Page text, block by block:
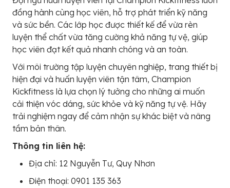
đồng hành cùng học viên, hỗ trợ phát triển kỹ năng
và sức bền. Các lớp học được thiết kế để vừa rèn
luyện thể chất vừa tăng cường khả năng tự vệ, giúp
học viên đạt kết quả nhanh chóng và an toàn.
Với môi trường tập luyện chuyên nghiệp, trang thiết bị
hiện đại và huấn luyện viên tận tâm, Champion
Kickfitness là lựa chọn lý tưởng cho những ai muốn
cải thiện vóc dáng, sức khỏe và kỹ năng tự vệ. Hãy
trải nghiệm ngay để cảm nhận sự khác biệt và nâng
tầm bản thân.
Thông tin liên hệ:
Địa chỉ: 12 Nguyễn Tư, Quy Nhơn
Điện thoại: 0901 135 363